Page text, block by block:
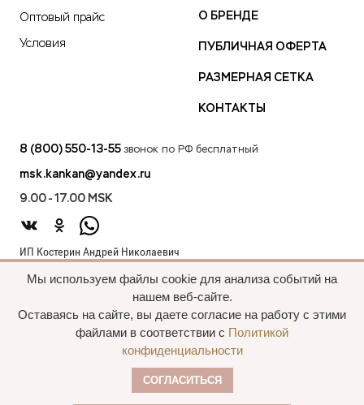
Оптовый прайс
Условия
О БРЕНДЕ
ПУБЛИЧНАЯ ОФЕРТА
РАЗМЕРНАЯ СЕТКА
КОНТАКТЫ
8 (800) 550-13-55 звонок по РФ бесплатный
msk.kankan@yandex.ru
9.00 - 17.00 MSK
ИП Костерин Андрей Николаевич
440012, проезд 2-й Лиственный д.20 г. Пенза Пензенская обл.,
Мы используем файлы cookie для анализа событий на
нашем веб-сайте.
Оставаясь на сайте, вы даете согласие на работу с этими
файлами в соответствии с Политикой
конфиденциальности
СОГЛАСИТЬСЯ
Все права сохранены, 2015—2025 Пальто